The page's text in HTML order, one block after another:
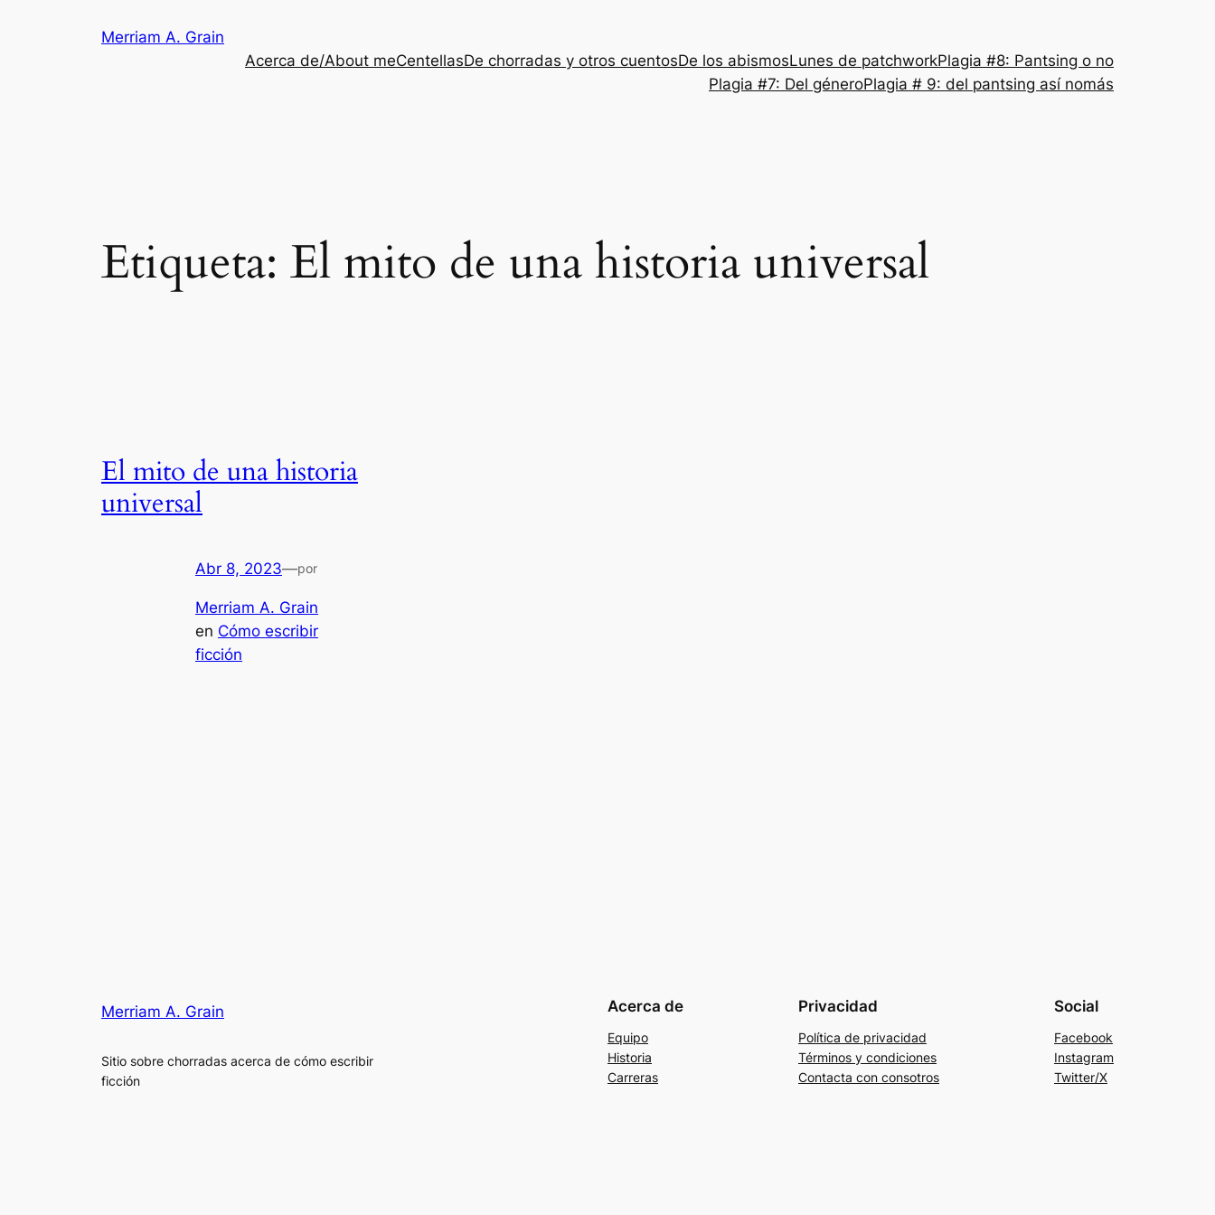
Merriam A. Grain
Acerca de/About meCentellasDe chorradas y otros cuentosDe los abismosLunes de patchworkPlagia #8: Pantsing o no
Plagia #7: Del géneroPlagia # 9: del pantsing así nomás
Etiqueta: El mito de una historia universal
El mito de una historia
universal
Abr 8, 2023—por
Merriam A. Grain
en Cómo escribir
ficción
Merriam A. Grain
Sitio sobre chorradas acerca de cómo escribir
ficción
Acerca de
Equipo
Historia
Carreras
Privacidad
Política de privacidad
Términos y condiciones
Contacta con consotros
Social
Facebook
Instagram
Twitter/X